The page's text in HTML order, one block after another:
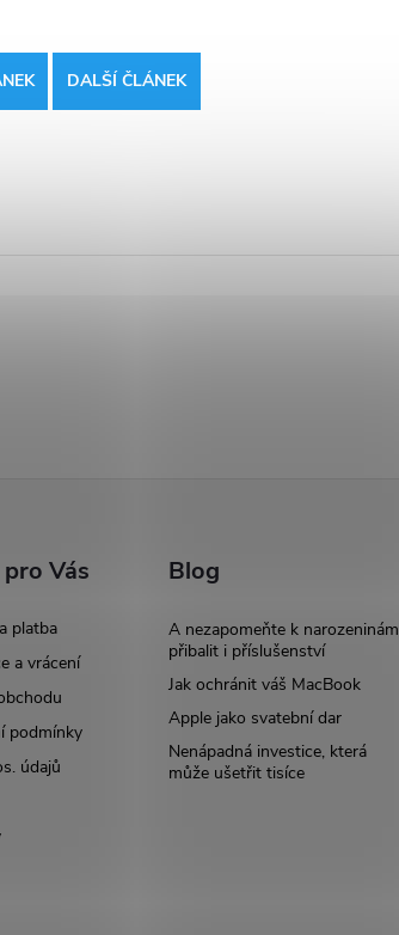
DALŠÍ ČLÁNEK
Vás
platba
a vrácení
podmínky
údajů
Blog
A nezapomeňte k narozeninám
přibalit i příslušenství
Jak ochránit váš MacBook
Apple jako svatební dar
Nenápadná investice, která
může ušetřit tisíce